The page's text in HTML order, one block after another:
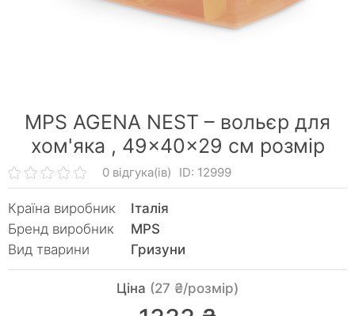
MPS AGENA NEST – вольєр для
хом'яка , 49×40×29 см розмір
0 відгука(ів) ID: 12999
Країна виробник
Італія
Бренд виробник
MPS
Вид тварини
Гризуни
Ціна (27 ₴/розмір)